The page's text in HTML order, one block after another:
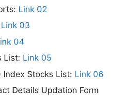
Link 02
Link 03
04
List: Link 05
Index Stocks List: Link 06
Details Updation Form